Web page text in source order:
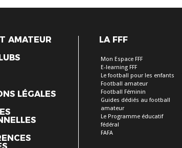
AMATEUR
LÉGALES
LA FFF
Mon Espace FFF
E-learning FFF
Le football pour les enfants
Football amateur
Football Féminin
Guides dédiés au football
amateur
Le Programme éducatif
fédéral
FAFA